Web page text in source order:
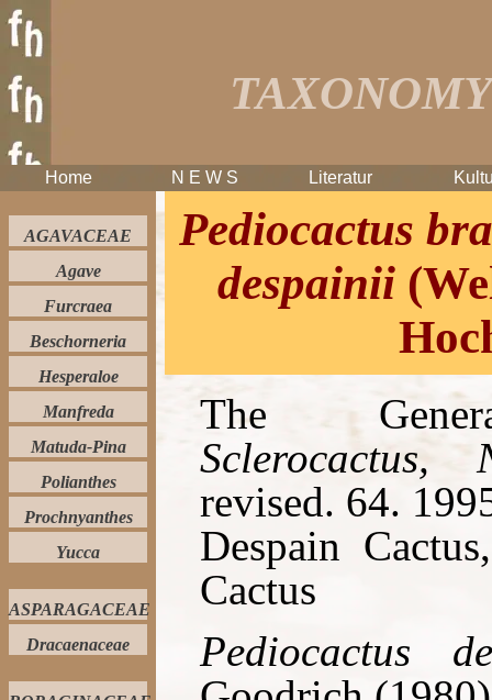
Home N E W S Literatur
AGAVACEAE
Agave
Furcraea
Beschorneria
Hesperaloe
Manfreda
Matuda-Pina
Polianthes
Prochnyanthes
Yucca
ASPARAGACEAE
Dracaenaceae
Pediocactus
despainii
The
Sclerocactus,
revised. 64.
Despain
Cactus
Pediocactus